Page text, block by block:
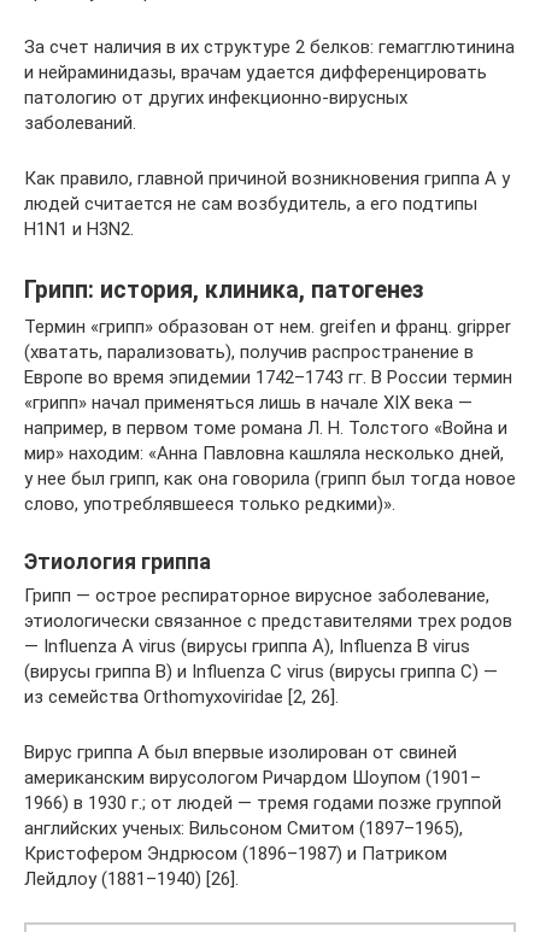
За счет наличия в их структуре 2 белков: гемагглютинина
и нейраминидазы, врачам удается дифференцировать
патологию от других инфекционно-вирусных
заболеваний.
Как правило, главной причиной возникновения гриппа А у
людей считается не сам возбудитель, а его подтипы
H1N1 и H3N2.
Грипп: история, клиника, патогенез
Термин «грипп» образован от нем. greifen и франц. gripper
(хватать, парализовать), получив распространение в
Европе во время эпидемии 1742–1743 гг. В России термин
«грипп» начал применяться лишь в начале XIX века —
например, в первом томе романа Л. Н. Толстого «Война и
мир» находим: «Анна Павловна кашляла несколько дней,
у нее был грипп, как она говорила (грипп был тогда новое
слово, употреблявшееся только редкими)».
Этиология гриппа
Грипп — острое респираторное вирусное заболевание,
этиологически связанное с представителями трех родов
— Influenza A virus (вирусы гриппа А), Influenza В virus
(вирусы гриппа В) и Influenza С virus (вирусы гриппа С) —
из семейства Orthomyxoviridae [2, 26].
Вирус гриппа А был впервые изолирован от свиней
американским вирусологом Ричардом Шоупом (1901–
1966) в 1930 г.; от людей — тремя годами позже группой
английских ученых: Вильсоном Смитом (1897–1965),
Кристофером Эндрюсом (1896–1987) и Патриком
Лейдлоу (1881–1940) [26].